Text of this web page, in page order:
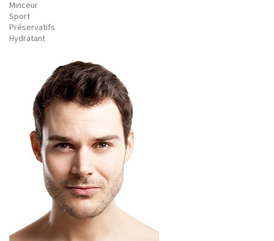
Minceur
Sport
Préservatifs
Hydratant